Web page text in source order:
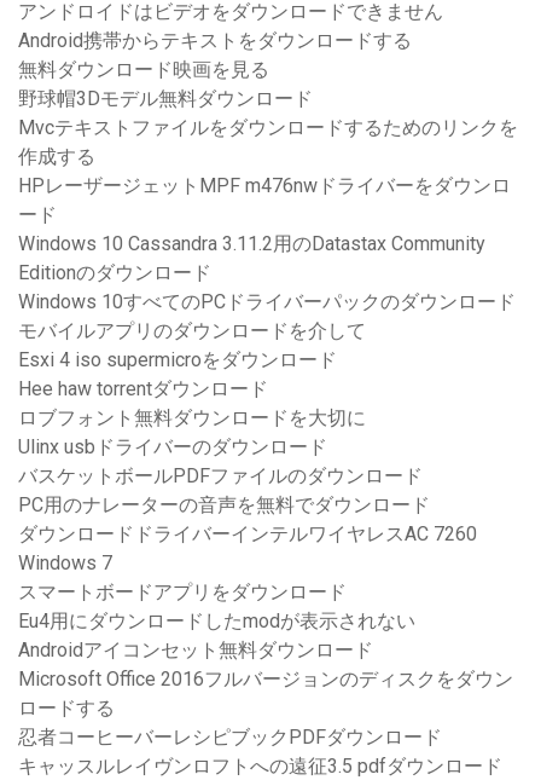
アンドロイドはビデオをダウンロードできません
Android携帯からテキストをダウンロードする
無料ダウンロード映画を見る
野球帽3Dモデル無料ダウンロード
Mvcテキストファイルをダウンロードするためのリンクを
作成する
HPレーザージェットMPF m476nwドライバーをダウンロ
ード
Windows 10 Cassandra 3.11.2用のDatastax Community
Editionのダウンロード
Windows 10すべてのPCドライバーパックのダウンロード
モバイルアプリのダウンロードを介して
Esxi 4 iso supermicroをダウンロード
Hee haw torrentダウンロード
ロブフォント無料ダウンロードを大切に
Ulinx usbドライバーのダウンロード
バスケットボールPDFファイルのダウンロード
PC用のナレーターの音声を無料でダウンロード
ダウンロードドライバーインテルワイヤレスAC 7260
Windows 7
スマートボードアプリをダウンロード
Eu4用にダウンロードしたmodが表示されない
Androidアイコンセット無料ダウンロード
Microsoft Office 2016フルバージョンのディスクをダウン
ロードする
忍者コーヒーバーレシピブックPDFダウンロード
キャッスルレイヴンロフトへの遠征3.5 pdfダウンロード